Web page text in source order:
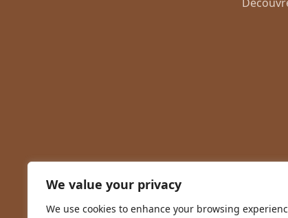
We value your privacy
We use cookies to enhance your browsing